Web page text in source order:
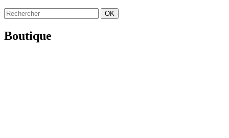
OK
Boutique